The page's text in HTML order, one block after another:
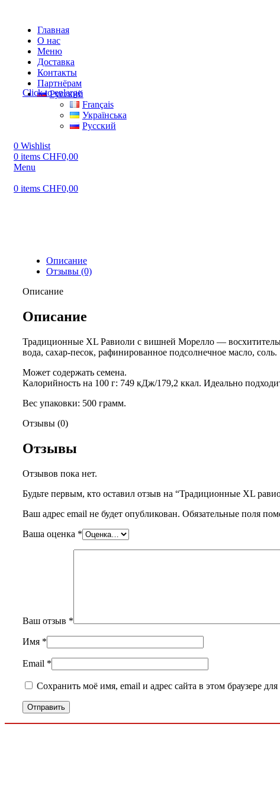
Главная
О нас
Меню
Доставка
Контакты
Партнёрам
Русский
Français
Українська
Русский
0 Wishlist
0 items CHF0,00
Menu
0 items CHF0,00
Click to enlarge
Описание
Отзывы (0)
Описание
Описание
Традиционные XL Равиоли с вишней Морелло —
вода, сахар-песок, рафинированное подсолнечное масло, соль.
Может содержать семена.
Калорийность на 100 г: 749 кДж/179,2 ккал. Идеально
Вес упаковки: 500 грамм.
Отзывы (0)
Отзывы
Отзывов пока нет.
Будьте первым, кто оставил отзыв на “Традиционные XL
Ваш адрес email не будет опубликован. Обязательные поля
Ваша оценка *
Ваш отзыв *
Имя *
Email *
Сохранить моё имя, email и адрес сайта в этом браузере